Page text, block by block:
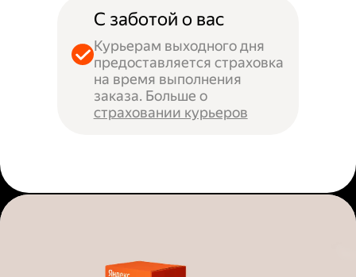
С заботой о вас
Курьерам выходного дня
предоставляется страховка
на время выполнения
заказа. Больше о
страховании курьеров